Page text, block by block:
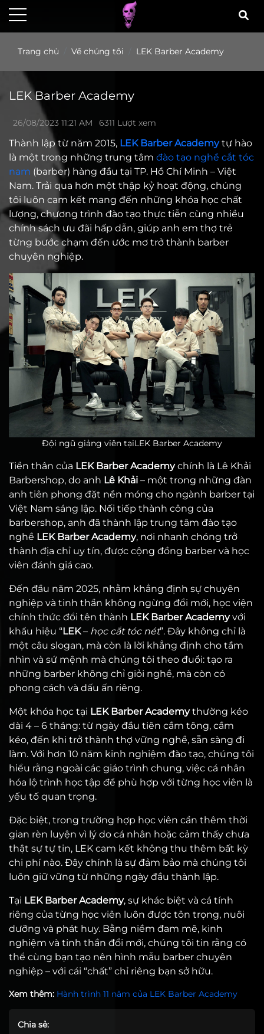
Trang chủ Về chúng tôi LEK Barber Academy
LEK Barber Academy
26/08/2023 11:21 AM 6311 Lượt xem
Thành lập từ năm 2015, LEK Barber Academytự hào
là một trong những trung tâm đào tạo nghề cắt tóc
nam (barber) hàng đầu tại TP. Hồ Chí Minh – Việt
Nam. Trải qua hơn một thập kỷ hoạt động, chúng
tôi luôn cam kết mang đến những khóa học chất
lượng, chương trình đào tạo thực tiễn cùng nhiều
chính sách ưu đãi hấp dẫn, giúp anh em thợ trẻ
từng bước chạm đến ước mơ trở thành barber
chuyên nghiệp.
Đội ngũ giảng viên tạiLEK Barber Academy
Tiền thân của LEK Barber Academychính là Lê Khải
Barbershop, do anh Lê Khải – một trong những đàn
anh tiên phong đặt nền móng cho ngành barber tại
Việt Nam sáng lập. Nối tiếp thành công của
barbershop, anh đã thành lập trung tâm đào tạo
nghề LEK Barber Academy, nơi nhanh chóng trở
thành địa chỉ uy tín, được cộng đồng barber và học
viên đánh giá cao.
Đến đầu năm 2025, nhằm khẳng định sự chuyên
nghiệp và tinh thần không ngừng đổi mới, học viện
chính thức đổi tên thành LEK Barber Academyvới
khẩu hiệu “LEK– học cắt tóc nét”. Đây không chỉ là
một câu slogan, mà còn là lời khẳng định cho tầm
nhìn và sứ mệnh mà chúng tôi theo đuổi: tạo ra
những barber không chỉ giỏi nghề, mà còn có
phong cách và dấu ấn riêng.
Một khóa học tại LEK Barber Academythường kéo
dài 4 – 6 tháng: từ ngày đầu tiên cầm tông, cầm
kéo, đến khi trở thành thợ vững nghề, sẵn sàng đi
làm. Với hơn 10 năm kinh nghiệm đào tạo, chúng tôi
hiểu rằng ngoài các giáo trình chung, việc cá nhân
hóa lộ trình học tập để phù hợp với từng học viên là
yếu tố quan trọng.
Đặc biệt, trong trường hợp học viên cần thêm thời
gian rèn luyện vì lý do cá nhân hoặc cảm thấy chưa
thật sự tự tin, LEK cam kết không thu thêm bất kỳ
chi phí nào. Đây chính là sự đảm bảo mà chúng tôi
luôn giữ vững từ những ngày đầu thành lập.
Tại LEK Barber Academy, sự khác biệt và cá tính
riêng của từng học viên luôn được tôn trọng, nuôi
dưỡng và phát huy. Bằng niềm đam mê, kinh
nghiệm và tinh thần đổi mới, chúng tôi tin rằng có
thể cùng bạn tạo nên hình mẫu barber chuyên
nghiệp – với cái “chất” chỉ riêng bạn sở hữu.
Xem thêm: Hành trình 11 năm của LEK Barber Academy
Chia sẻ: